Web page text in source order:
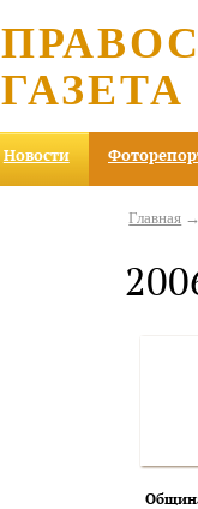
ГАЗЕТА
Новости
Главная